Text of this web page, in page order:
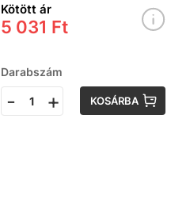
Kötött ár
5 031 Ft
Darabszám
- + KOSÁRBA